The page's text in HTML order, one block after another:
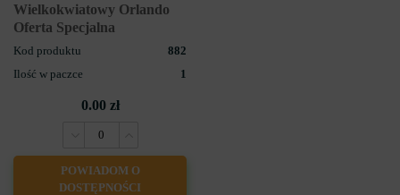
Wielkokwiatowy Orlando
Oferta Specjalna
Kod produktu
882
Ilość w paczce
1
0.00 zł
POWIADOM O
DOSTĘPNOŚCI